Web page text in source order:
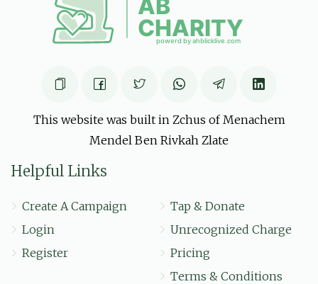
פון דיין פעטער וואס האט דיר זייער זייער ליב
This website was built in Zchus of Menachem
Mendel Ben Rivkah Zlate
Helpful Links
Create A Campaign
Login
Register
Tap & Donate
Unrecognized Charge
Pricing
Terms & Conditions